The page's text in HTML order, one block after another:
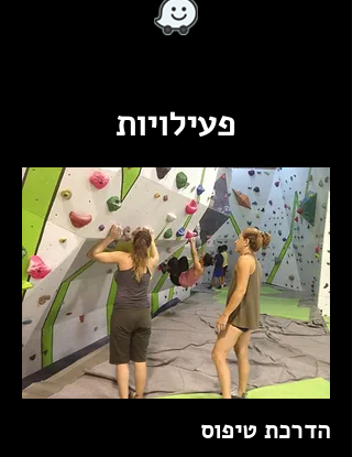
פעילויות
הדרכת טיפוס